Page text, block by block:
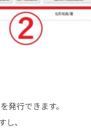
発行できます。
、